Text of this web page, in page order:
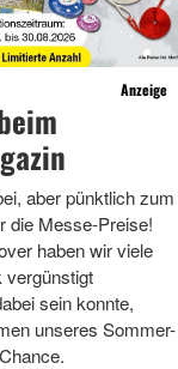
Anzeige
aber pünktlich zum
die Messe-Preise!
haben wir viele
vergünstigt
sein konnte,
unseres Sommer-